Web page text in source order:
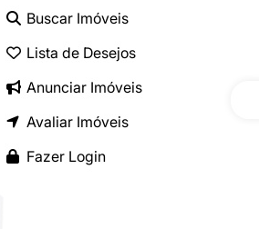
Buscar Imóveis
Lista de Desejos
Anunciar Imóveis
Avaliar Imóveis
Fazer Login